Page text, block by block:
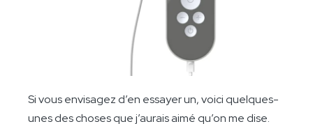
Si vous envisagez d’en essayer un, voici quelques-
unes des choses que j’aurais aimé qu’on me dise.